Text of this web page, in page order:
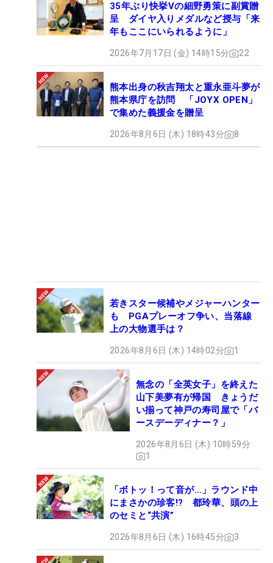
35年ぶり快挙Vの細野勇策に副賞贈
呈 ダイヤ入りメダルなど授与「来
年もここにいられるように」
2026年7月17日 (金) 14時15分 22
熊本出身の秋吉翔太と重永亜斗夢が
熊本県庁を訪問 「JOYX OPEN」
で集めた義援金を贈呈
2026年8月6日 (木) 18時43分 8
若きスター候補やメジャーハンター
も PGAプレーオフ争い、当落線
上の大物選手は？
2026年8月6日 (木) 14時02分 1
無念の「全英女子」を終えた
山下美夢有が帰国 きょうだ
い揃って神戸の寿司屋で「バ
ースデーディナー？」
2026年8月6日 (木) 10時59分
1
「ボトッ！って音が…」ラウンド中
にまさかの珍客!? 都玲華、頭の上
のセミと“共演”
2026年8月6日 (木) 16時45分 3